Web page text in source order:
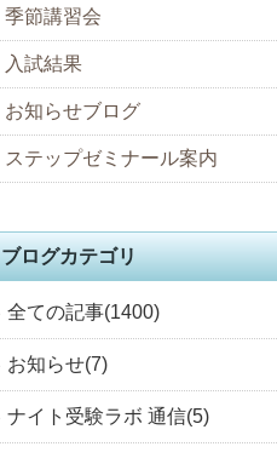
季節講習会
入試結果
お知らせブログ
ステップゼミナール案内
ブログカテゴリ
全ての記事(1400)
お知らせ(7)
ナイト受験ラボ 通信(5)